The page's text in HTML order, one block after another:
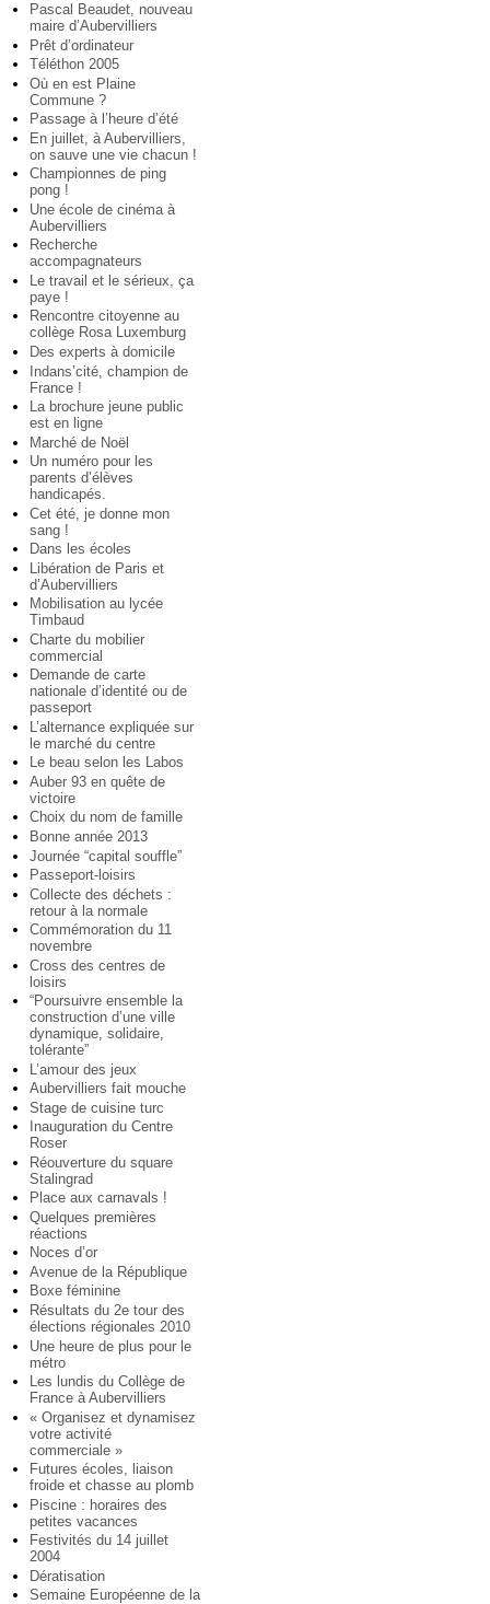
Pascal Beaudet, nouveau
maire d’Aubervilliers
Prêt d’ordinateur
Téléthon 2005
Où en est Plaine
Commune ?
Passage à l’heure d’été
En juillet, à Aubervilliers,
on sauve une vie chacun !
Championnes de ping
pong !
Une école de cinéma à
Aubervilliers
Recherche
accompagnateurs
Le travail et le sérieux, ça
paye !
Rencontre citoyenne au
collège Rosa Luxemburg
Des experts à domicile
Indans’cité, champion de
France !
La brochure jeune public
est en ligne
Marché de Noël
Un numéro pour les
parents d’élèves
handicapés.
Cet été, je donne mon
sang !
Dans les écoles
Libération de Paris et
d’Aubervilliers
Mobilisation au lycée
Timbaud
Charte du mobilier
commercial
Demande de carte
nationale d’identité ou de
passeport
L’alternance expliquée sur
le marché du centre
Le beau selon les Labos
Auber 93 en quête de
victoire
Choix du nom de famille
Bonne année 2013
Journée “capital souffle”
Passeport-loisirs
Collecte des déchets :
retour à la normale
Commémoration du 11
novembre
Cross des centres de
loisirs
“Poursuivre ensemble la
construction d’une ville
dynamique, solidaire,
tolérante”
L’amour des jeux
Aubervilliers fait mouche
Stage de cuisine turc
Inauguration du Centre
Roser
Réouverture du square
Stalingrad
Place aux carnavals !
Quelques premières
réactions
Noces d’or
Avenue de la République
Boxe féminine
Résultats du 2e tour des
élections régionales 2010
Une heure de plus pour le
métro
Les lundis du Collège de
France à Aubervilliers
« Organisez et dynamisez
votre activité
commerciale »
Futures écoles, liaison
froide et chasse au plomb
Piscine : horaires des
petites vacances
Festivités du 14 juillet
2004
Dératisation
Semaine Européenne de la